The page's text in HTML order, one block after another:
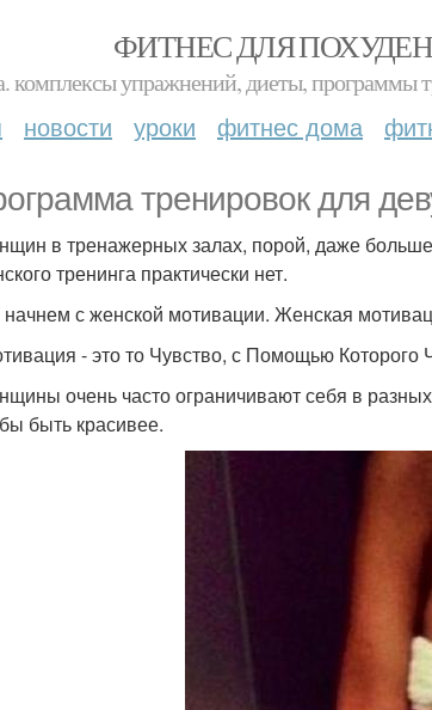
ФИТНЕС ДЛЯ
комплексы упражнений, диеты, программы
новости уроки фитнес дома
тренировок для
в тренажерных залах, порой, даже
тренинга практически нет.
с женской мотивации. Женская
- это то Чувство, с Помощью Которого
очень часто ограничивают себя в
быть красивее.